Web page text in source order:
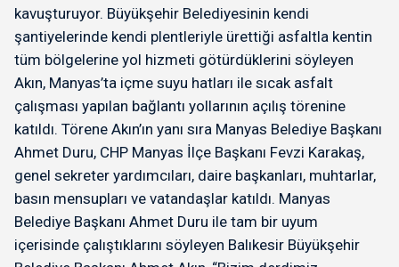
kavuşturuyor. Büyükşehir Belediyesinin kendi
şantiyelerinde kendi plentleriyle ürettiği asfaltla kentin
tüm bölgelerine yol hizmeti götürdüklerini söyleyen
Akın, Manyas’ta içme suyu hatları ile sıcak asfalt
çalışması yapılan bağlantı yollarının açılış törenine
katıldı. Törene Akın’ın yanı sıra Manyas Belediye Başkanı
Ahmet Duru, CHP Manyas İlçe Başkanı Fevzi Karakaş,
genel sekreter yardımcıları, daire başkanları, muhtarlar,
basın mensupları ve vatandaşlar katıldı. Manyas
Belediye Başkanı Ahmet Duru ile tam bir uyum
içerisinde çalıştıklarını söyleyen Balıkesir Büyükşehir